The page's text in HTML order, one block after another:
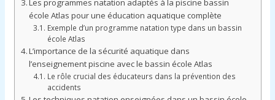
Les programmes natation adaptés à la piscine bassin
école Atlas pour une éducation aquatique complète
Exemple d’un programme natation type dans un bassin
école Atlas
L’importance de la sécurité aquatique dans
l’enseignement piscine avec le bassin école Atlas
Le rôle crucial des éducateurs dans la prévention des
accidents